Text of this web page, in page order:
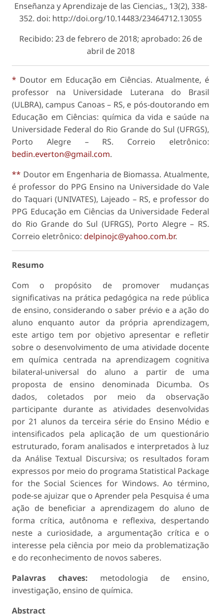
Enseñanza y Aprendizaje de las Ciencias,, 13(2), 338-
352. doi: http://doi.org/10.14483/23464712.13055
Recibido: 23 de febrero de 2018; aprobado: 26 de
abril de 2018
* Doutor em Educação em Ciências. Atualmente, é
professor na Universidade Luterana do Brasil
(ULBRA), campus Canoas – RS, e pós-doutorando em
Educação em Ciências: química da vida e saúde na
Universidade Federal do Rio Grande do Sul (UFRGS),
Porto Alegre – RS. Correio eletrônico:
bedin.everton@gmail.com.
** Doutor em Engenharia de Biomassa. Atualmente,
é professor do PPG Ensino na Universidade do Vale
do Taquari (UNIVATES), Lajeado – RS, e professor do
PPG Educação em Ciências da Universidade Federal
do Rio Grande do Sul (UFRGS), Porto Alegre – RS.
Correio eletrônico: delpinojc@yahoo.com.br.
Resumo
Com o propósito de promover mudanças
significativas na prática pedagógica na rede pública
de ensino, considerando o saber prévio e a ação do
aluno enquanto autor da própria aprendizagem,
este artigo tem por objetivo apresentar e refletir
sobre o desenvolvimento de uma atividade docente
em química centrada na aprendizagem cognitiva
bilateral-universal do aluno a partir de uma
proposta de ensino denominada Dicumba. Os
dados, coletados por meio da observação
participante durante as atividades desenvolvidas
por 21 alunos da terceira série do Ensino Médio e
intensificados pela aplicação de um questionário
estruturado, foram analisados e interpretados à luz
da Análise Textual Discursiva; os resultados foram
expressos por meio do programa Statistical Package
for the Social Sciences for Windows. Ao término,
pode-se ajuizar que o Aprender pela Pesquisa é uma
ação de beneficiar a aprendizagem do aluno de
forma crítica, autônoma e reflexiva, despertando
neste a curiosidade, a argumentação crítica e o
interesse pela ciência por meio da problematização
e do reconhecimento de novos saberes.
Palavras chaves: metodologia de ensino,
investigação, ensino de química.
Abstract